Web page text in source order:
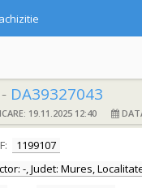
DA39327043
19.11.2025 12:40
1199107
-, Judet: Mures,